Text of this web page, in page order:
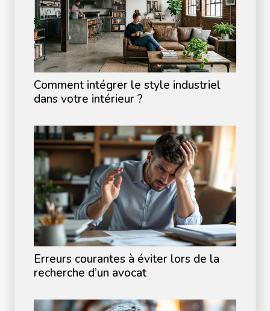
Comment intégrer le style industriel
dans votre intérieur ?
Erreurs courantes à éviter lors de la
recherche d’un avocat